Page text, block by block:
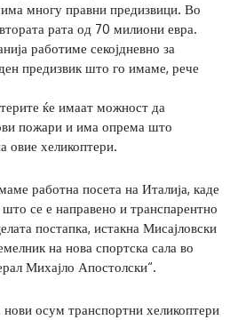
многу правни предизвици. Во
рата од 70 милиони евра.
работиме секојдневно за
предизвик што го имаме, рече
ќе имаат можност да
пожари и има опрема што
овие хеликоптери.
работна посета на Италија, каде
се е направено и транспарентно
постапка, истакна Мисајловски
на нова спортска сала во
Михајло Апостолски“.
нови осум транспортни хеликоптери